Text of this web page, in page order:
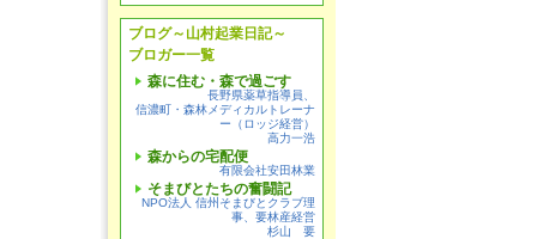
ブログ～山村起業日記～
ブロガー一覧
森に住む・森で過ごす
長野県薬草指導員、
信濃町・森林メディカルトレーナ
ー（ロッジ経営）
高力一浩
森からの宅配便
有限会社安田林業
そまびとたちの奮闘記
NPO法人 信州そまびとクラブ理
事、要林産経営
杉山 要